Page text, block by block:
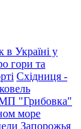
в Україні у
гори та
Східниця -
"Грибовка"
море
Запорожья